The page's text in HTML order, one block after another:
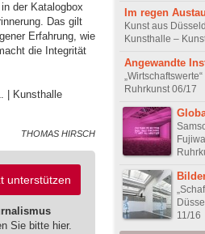
der Katalogbox
Das gilt
Erfahrung, wie
die Integrität
| Kunsthalle
THOMAS HIRSCH
unterstützen
Sie bitte hier.
Im regen
Kunst aus
Kunsthalle –
Angewandte
Ruhrkunst 06/17
11/16